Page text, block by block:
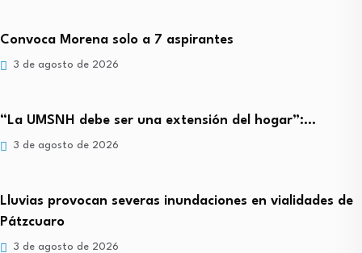
Convoca Morena solo a 7 aspirantes
3 de agosto de 2026
“La UMSNH debe ser una extensión del hogar”:…
3 de agosto de 2026
Lluvias provocan severas inundaciones en vialidades de
Pátzcuaro
3 de agosto de 2026